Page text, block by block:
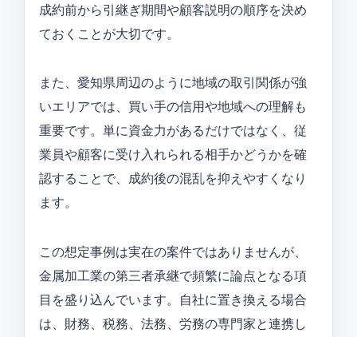
成約前から引継ぎ期間や顧客説明の順序を決め
ておくことが大切です。
また、愛知県周辺のように地域の取引関係が強
いエリアでは、買い手の信用や地域への理解も
重要です。単に資金力があるだけではなく、従
業員や顧客に受け入れられる相手かどうかを確
認することで、成約後の混乱を抑えやすくなり
ます。
この想定事例は実在の案件ではありませんが、
金属加工業の第三者承継で頻繁に論点となる項
目を盛り込んでいます。自社に置き換える場合
は、財務、税務、法務、労務の専門家と連携し